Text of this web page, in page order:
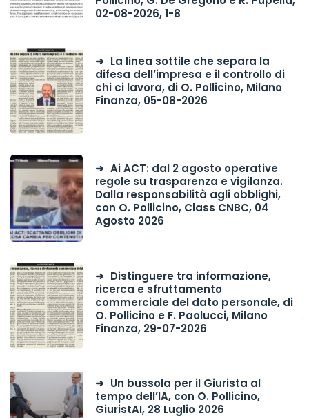
02-08-2026, 1-8
La linea sottile che separa la
difesa dell’impresa e il controllo di
chi ci lavora, di O. Pollicino, Milano
Finanza, 05-08-2026
Ai ACT: dal 2 agosto operative
regole su trasparenza e vigilanza.
Dalla responsabilità agli obblighi,
con O. Pollicino, Class CNBC, 04
Agosto 2026
Distinguere tra informazione,
ricerca e sfruttamento
commerciale del dato personale, di
O. Pollicino e F. Paolucci, Milano
Finanza, 29-07-2026
Un bussola per il Giurista al
tempo dell’IA, con O. Pollicino,
GiuristAI, 28 Luglio 2026